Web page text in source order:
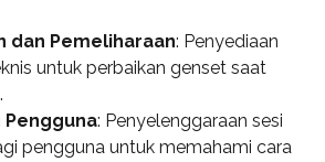
dan Pemeliharaan: Penyediaan
untuk perbaikan genset saat
Pengguna: Penyelenggaraan sesi
pengguna untuk memahami cara